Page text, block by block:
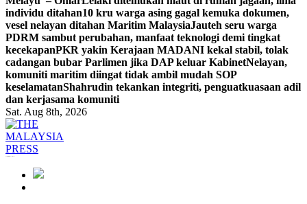
individu ditahan10 kru warga asing gagal kemuka dokumen,
vesel nelayan ditahan Maritim MalaysiaJauteh seru warga
PDRM sambut perubahan, manfaat teknologi demi tingkat
kecekapanPKR yakin Kerajaan MADANI kekal stabil, tolak
cadangan bubar Parlimen jika DAP keluar KabinetNelayan,
komuniti maritim diingat tidak ambil mudah SOP
keselamatanShahrudin tekankan integriti, penguatkuasaan adil
dan kerjasama komuniti
Sat. Aug 8th, 2026